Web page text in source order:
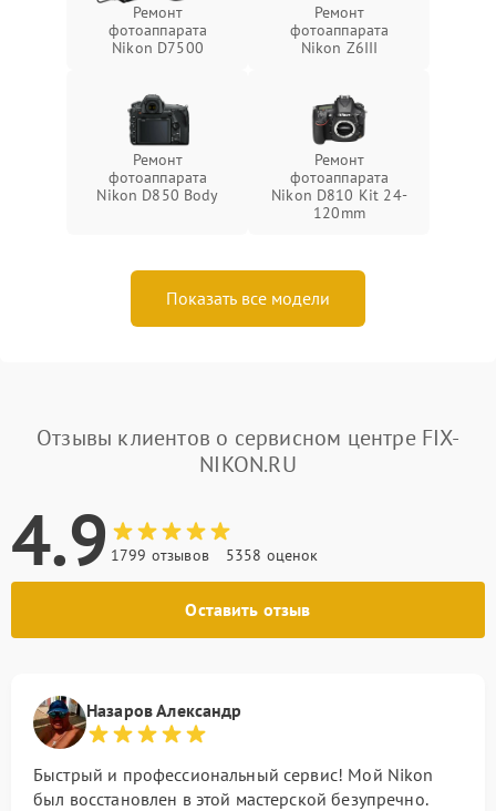
Ремонт
фотоаппарата
Nikon D7500
Ремонт
фотоаппарата
Nikon Z6III
Ремонт
фотоаппарата
Nikon D850 Body
Ремонт
фотоаппарата
Nikon D810 Kit 24-
120mm
Показать все модели
Отзывы клиентов о сервисном центре FIX-
NIKON.RU
4.9 1799 отзывов 5358 оценок
Оставить отзыв
Назаров Александр
Быстрый и профессиональный сервис! Мой Nikon
был восстановлен в этой мастерской безупречно.